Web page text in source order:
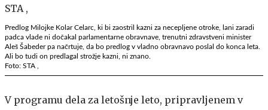
Predlog Milojke Kolar Celarc, ki bi zaostril kazni za necepljene otroke, lani zaradi
padca vlade ni dočakal parlamentarne obravnave, trenutni zdravstveni minister
Aleš Šabeder pa načrtuje, da bo predlog v vladno obravnavo poslal do konca leta.
Ali bo tudi on predlagal strožje kazni, ni znano.
Foto: STA ,
V programu dela za letošnje leto, pripravljenem v